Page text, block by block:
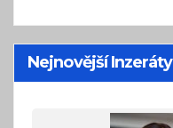
Nejnovější Inzeráty